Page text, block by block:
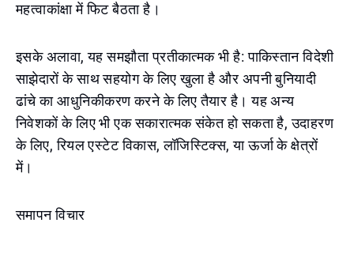
महत्वाकांक्षा में फिट बैठता है।
इसके अलावा, यह समझौता प्रतीकात्मक भी है: पाकिस्तान विदेशी
साझेदारों के साथ सहयोग के लिए खुला है और अपनी बुनियादी
ढांचे का आधुनिकीकरण करने के लिए तैयार है। यह अन्य
निवेशकों के लिए भी एक सकारात्मक संकेत हो सकता है, उदाहरण
के लिए, रियल एस्टेट विकास, लॉजिस्टिक्स, या ऊर्जा के क्षेत्रों
में।
समापन विचार